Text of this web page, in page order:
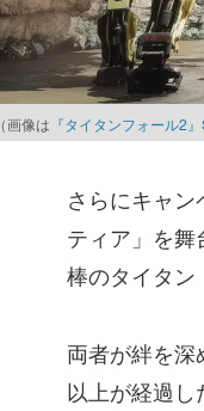
（画像は 『タイタンフォール2
さらにキャ
ティア」を
棒のタイタン
両者が絆を
以上が経過し